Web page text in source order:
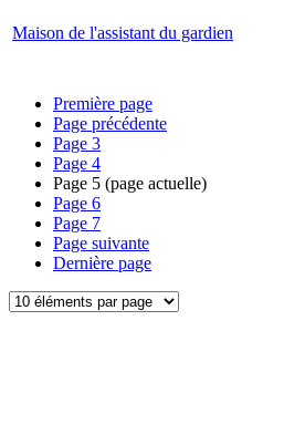
Maison de l'assistant du gardien
Première page
Page précédente
Page 3
Page 4
Page 5 (page actuelle)
Page 6
Page 7
Page suivante
Dernière page